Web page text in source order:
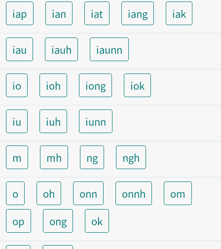
iap
ian iat iang iak
iau iauh iaunn
io ioh iong iok
iu iuh iunn
m mh ng ngh
o oh onn onnh
om
op
ong ok